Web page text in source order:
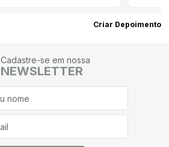
Criar Depoimento
Cadastre-se em nossa
NEWSLETTER